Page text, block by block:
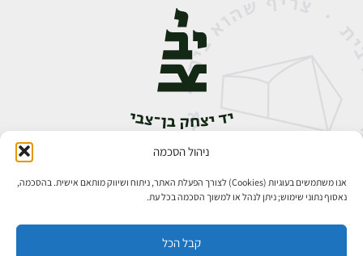
ניהול הסכמה
אנו משתמשים בעוגיות (Cookies) לצורך הפעלת האתר, ניתוח ושיווק מותאם אישית. בהסכמה,
נאסוף נתוני שימוש; ניתן לנהל או למשוך הסכמה בכל עת.
קבל הכל
אבן גבירול 14, רחביה, ירושלים